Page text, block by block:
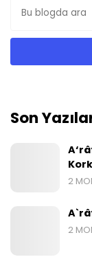
Son
2
2